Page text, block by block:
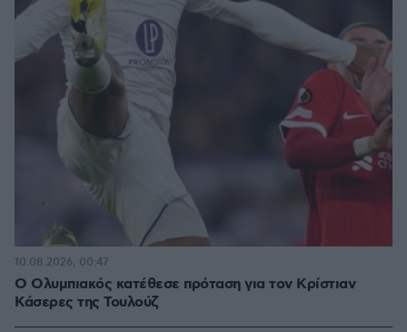
O Ολυμπιακός κατέθεσε πρόταση για τον Κρίστιαν
Κάσερες της Τουλούζ
10.08.2026, 00:47